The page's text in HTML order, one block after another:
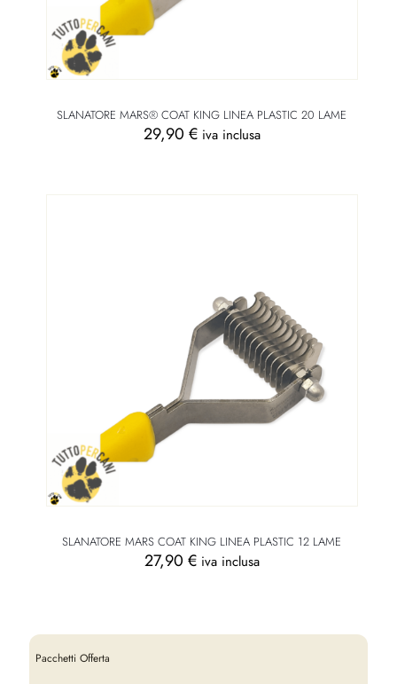
SLANATORE MARS® COAT KING LINEA PLASTIC 20 LAME
29,90 € iva inclusa
SLANATORE MARS COAT KING LINEA PLASTIC 12 LAME
27,90 € iva inclusa
Pacchetti Offerta